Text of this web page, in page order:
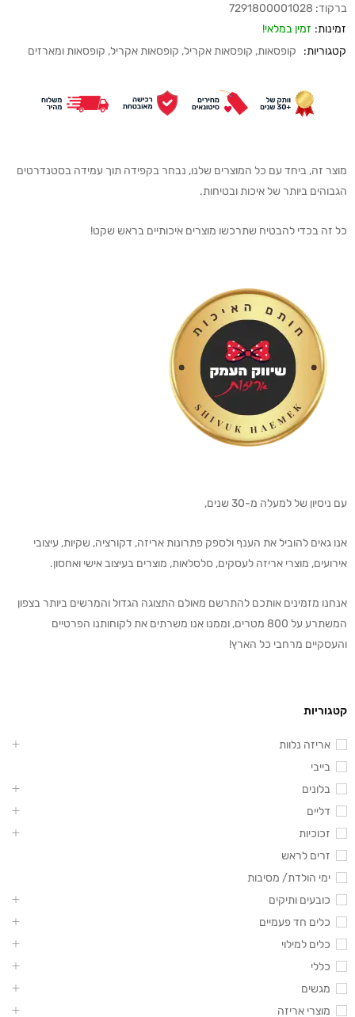
ברקוד: 7291800001028
זמינות: זמין במלאי!
קטגוריות:
קופסאות, קופסאות אקריל, קופסאות אקריל, קופסאות ומארזים
מוצר זה, ביחד עם כל המוצרים שלנו, נבחר בקפידה תוך עמידה בסטנדרטים
הגבוהים ביותר של איכות ובטיחות.
כל זה בכדי להבטיח שתרכשו מוצרים איכותיים בראש שקט!
עם ניסיון של למעלה מ-30 שנים,
אנו גאים להוביל את הענף ולספק פתרונות אריזה, דקורציה, שקיות, עיצובי
אירועים, מוצרי אריזה לעסקים, סלסלאות, מוצרים בעיצוב אישי ואחסון.
אנחנו מזמינים אותכם להתרשם מאולם התצוגה הגדול והמרשים ביותר בצפון
המשתרע על 800 מטרים, וממנו אנו משרתים את לקוחותנו הפרטיים
והעסקיים מרחבי כל הארץ!
קטגוריות
אריזה נלוות
בייבי
בלונים
דליים
זכוכיות
זרים לראש
ימי הולדת/ מסיבות
כובעים ותיקים
כלים חד פעמיים
כלים למילוי
כללי
מגשים
מוצרי אריזה